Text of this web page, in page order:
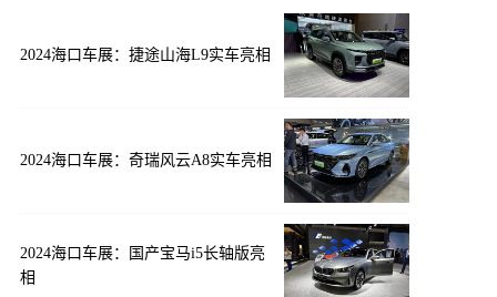
2024海口车展：捷途山海L9实车亮相
2024海口车展：奇瑞风云A8实车亮相
2024海口车展：国产宝马i5长轴版亮
相